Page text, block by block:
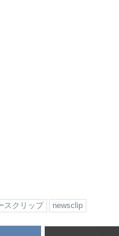
スクリップ newsclip